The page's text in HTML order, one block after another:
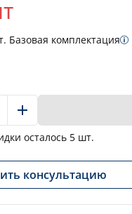
Базовая комплектация
осталось 5 шт.
консультацию